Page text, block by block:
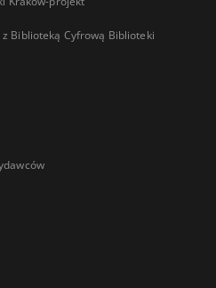
Biblioteką Cyfrową Biblioteki